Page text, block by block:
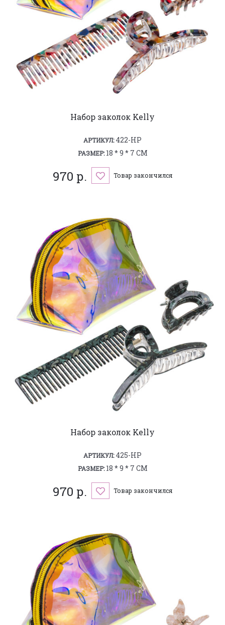
Набор заколок Kelly
АРТИКУЛ:422-HP
РАЗМЕР:18 * 9 * 7 СМ
970 р. Товар закончился
Набор заколок Kelly
АРТИКУЛ:425-HP
РАЗМЕР:18 * 9 * 7 СМ
970 р. Товар закончился